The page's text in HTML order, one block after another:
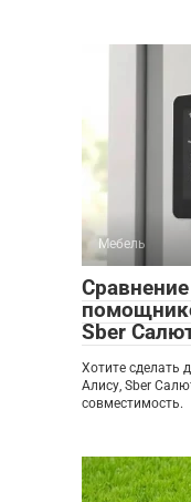
Мебель
Sber
Хотите сделать
Алису, Sber
совместимость.